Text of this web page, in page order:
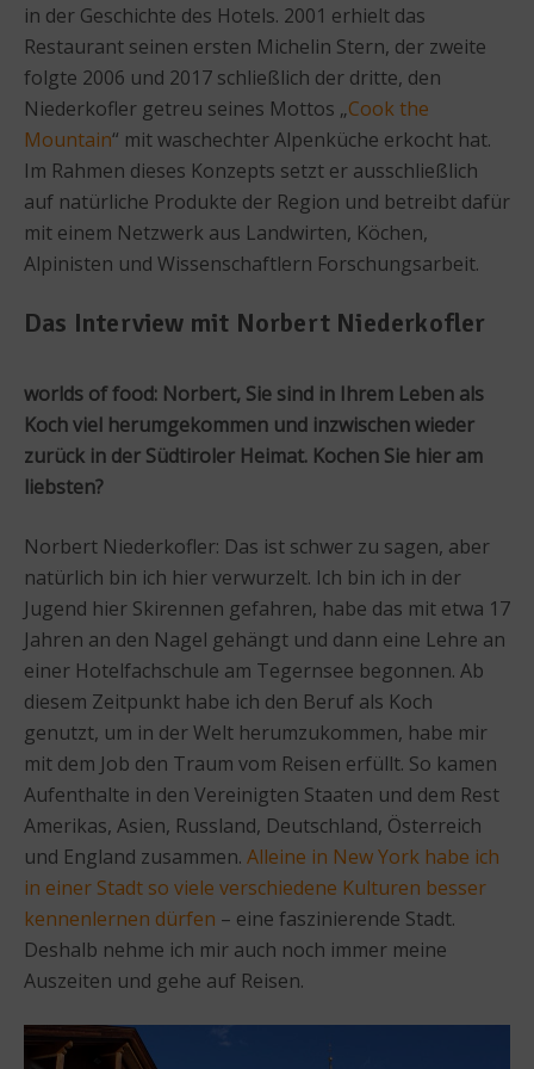
in der Geschichte des Hotels. 2001 erhielt das
Restaurant seinen ersten Michelin Stern, der zweite
folgte 2006 und 2017 schließlich der dritte, den
Niederkofler getreu seines Mottos „Cook the
Mountain“ mit waschechter Alpenküche erkocht hat.
Im Rahmen dieses Konzepts setzt er ausschließlich
auf natürliche Produkte der Region und betreibt dafür
mit einem Netzwerk aus Landwirten, Köchen,
Alpinisten und Wissenschaftlern Forschungsarbeit.
Das Interview mit Norbert Niederkofler
worlds of food: Norbert, Sie sind in Ihrem Leben als
Koch viel herumgekommen und inzwischen wieder
zurück in der Südtiroler Heimat. Kochen Sie hier am
liebsten?
Norbert Niederkofler: Das ist schwer zu sagen, aber
natürlich bin ich hier verwurzelt. Ich bin ich in der
Jugend hier Skirennen gefahren, habe das mit etwa 17
Jahren an den Nagel gehängt und dann eine Lehre an
einer Hotelfachschule am Tegernsee begonnen. Ab
diesem Zeitpunkt habe ich den Beruf als Koch
genutzt, um in der Welt herumzukommen, habe mir
mit dem Job den Traum vom Reisen erfüllt. So kamen
Aufenthalte in den Vereinigten Staaten und dem Rest
Amerikas, Asien, Russland, Deutschland, Österreich
und England zusammen. Alleine in New York habe ich
in einer Stadt so viele verschiedene Kulturen besser
kennenlernen dürfen – eine faszinierende Stadt.
Deshalb nehme ich mir auch noch immer meine
Auszeiten und gehe auf Reisen.